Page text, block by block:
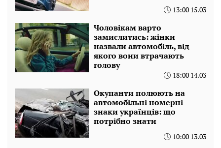
13:00 15.03
Чоловікам варто
замислитись: жінки
назвали автомобіль, від
якого вони втрачають
голову
18:00 14.03
Окупанти полюють на
автомобільні номерні
знаки українців: що
потрібно знати
10:00 13.03